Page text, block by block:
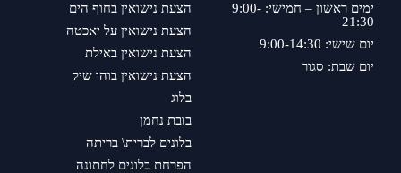
ימים ראשון – חמישי: 9:00-
21:30
יום שישי: 9:00-14:30
יום שבת: סגור
הצעת נישואין בחוף הים
הצעת נישואין על יאכטה
הצעת נישואין באילת
הצעת נישואין בוהו שיק
בלוג
בובת נחמן
בלונים לברית\ בריתה
הפרחת בלונים לחתונה